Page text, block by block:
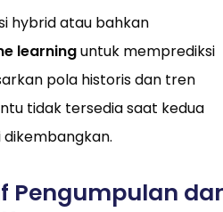
hybrid atau bahkan
learninguntuk memprediksi
pola historis dan tren
tidak tersedia saat kedua
Pengumpulan